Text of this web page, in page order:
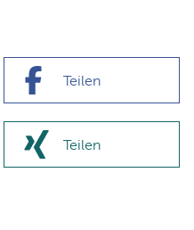
Teilen
Teilen